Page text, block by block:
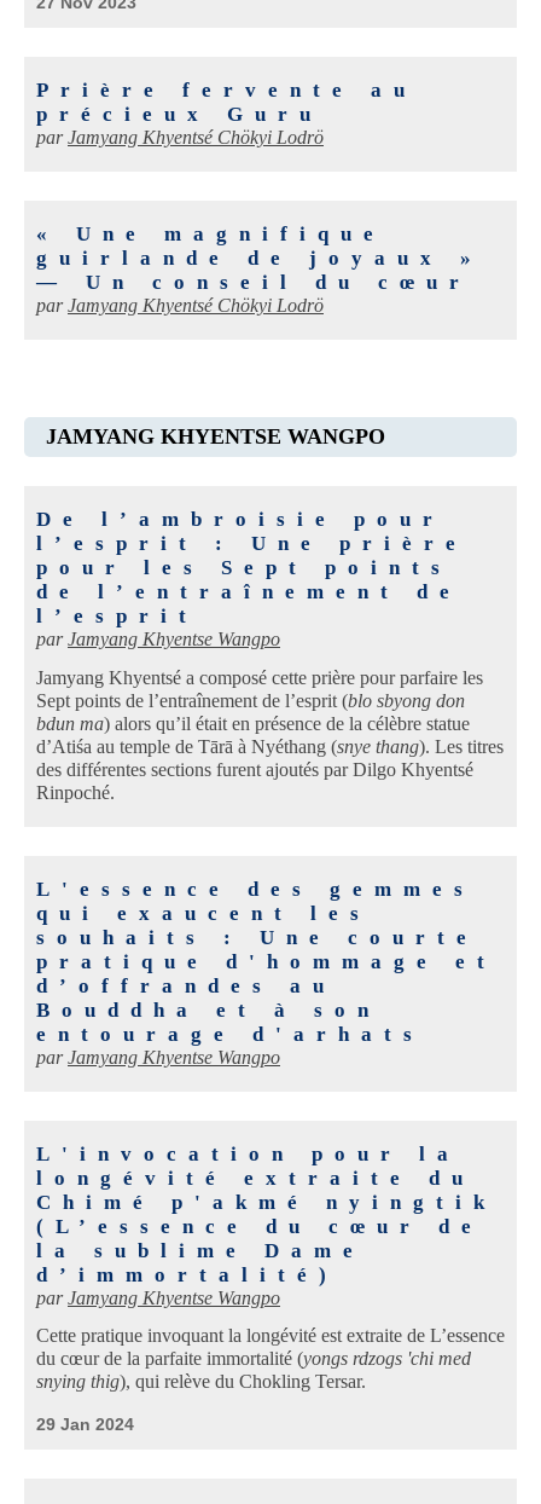
Prière fervente au
précieux Guru
parJamyang Khyentsé Chökyi Lodrö
« Une magnifique
guirlande de joyaux »
— Un conseil du cœur
parJamyang Khyentsé Chökyi Lodrö
JAMYANG KHYENTSE WANGPO
De l’ambroisie pour
l’esprit : Une prière
pour les Sept points
de l’entraînement de
l’esprit
parJamyang Khyentse Wangpo
Jamyang Khyentsé a composé cette prière pour parfaire les
Sept points de l’entraînement de l’esprit (blo sbyong don
bdun ma) alors qu’il était en présence de la célèbre statue
d’Atiśa au temple de Tārā à Nyéthang (snye thang). Les titres
des différentes sections furent ajoutés par Dilgo Khyentsé
Rinpoché.
L'essence des gemmes
qui exaucent les
souhaits : Une courte
pratique d'hommage et
d’offrandes au
Bouddha et à son
entourage d'arhats
parJamyang Khyentse Wangpo
L'invocation pour la
longévité extraite du
Chimé p'akmé nyingtik
(L’essence du cœur de
la sublime Dame
d’immortalité)
parJamyang Khyentse Wangpo
Cette pratique invoquant la longévité est extraite de L’essence
du cœur de la parfaite immortalité (yongs rdzogs 'chi med
snying thig), qui relève du Chokling Tersar.
29 Jan 2024